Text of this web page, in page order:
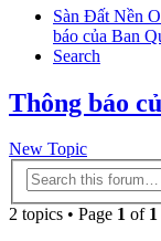
Sàn Đất Nền
báo của Ban
Search
Thông báo
New Topic
2 topics • Page 1 of 1